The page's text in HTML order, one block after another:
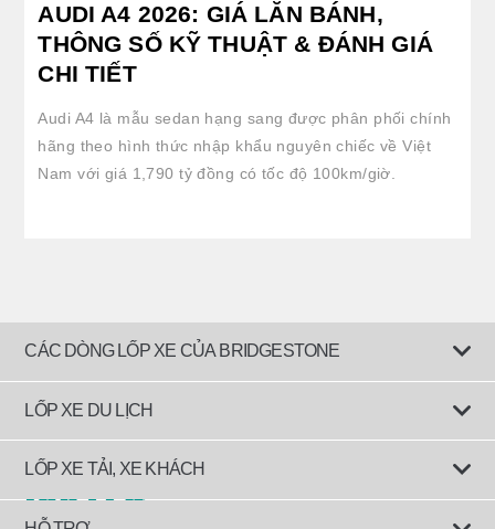
AUDI A4 2026: GIÁ LĂN BÁNH,
THÔNG SỐ KỸ THUẬT & ĐÁNH GIÁ
CHI TIẾT
Audi A4 là mẫu sedan hạng sang được phân phối chính
hãng theo hình thức nhập khẩu nguyên chiếc về Việt
Nam với giá 1,790 tỷ đồng có tốc độ 100km/giờ.
CÁC DÒNG LỐP XE CỦA BRIDGESTONE
LỐP XE DU LỊCH
Lốp êm ái
LỐP XE TẢI, XE KHÁCH
Lốp dành cho Xe tải, đầu kéo và rơ-mooc